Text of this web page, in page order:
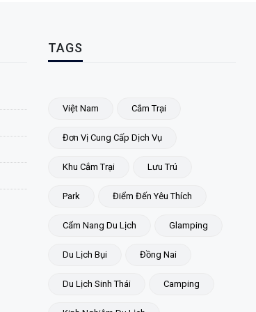
TAGS
Việt Nam Cắm Trại
Đơn Vị Cung Cấp Dịch Vụ
Khu Cắm Trại Lưu Trú
Park Điểm Đến Yêu Thích
Cẩm Nang Du Lịch Glamping
Du Lịch Bụi Đồng Nai
Du Lịch Sinh Thái Camping